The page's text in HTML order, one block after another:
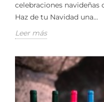
celebraciones
Haz de tu Navidad una...
Leer más